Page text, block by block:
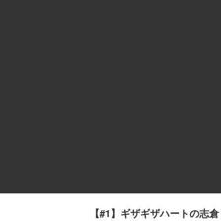
【#1】ギザギザハートの志